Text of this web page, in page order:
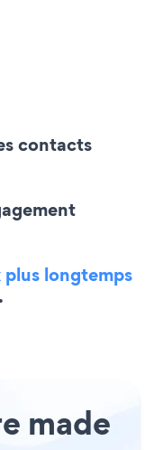
contacts
plus longtemps
made